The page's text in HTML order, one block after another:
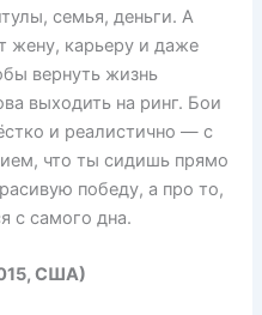
семья, деньги. А
жену, карьеру и даже
вернуть жизнь
выходить на ринг. Бои
и реалистично — с
что ты сидишь прямо
победу, а про то,
с самого дна.
США)